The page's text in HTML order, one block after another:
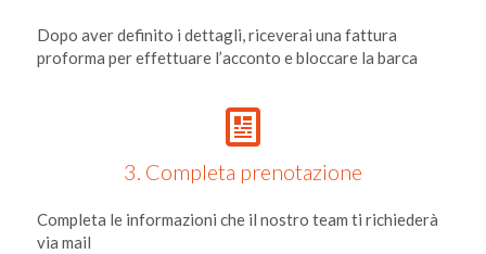
Dopo aver definito i dettagli, riceverai una fattura
proforma per effettuare l’acconto e bloccare la barca
3. Completa prenotazione
Completa le informazioni che il nostro team ti richiederà
via mail